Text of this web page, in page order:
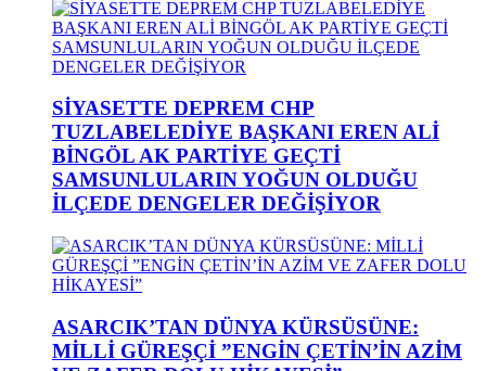
SİYASETTE DEPREM CHP
TUZLABELEDİYE BAŞKANI EREN ALİ
BİNGÖL AK PARTİYE GEÇTİ
SAMSUNLULARIN YOĞUN OLDUĞU
İLÇEDE DENGELER DEĞİŞİYOR
ASARCIK’TAN DÜNYA KÜRSÜSÜNE:
MİLLİ GÜREŞÇİ ”ENGİN ÇETİN’İN AZİM